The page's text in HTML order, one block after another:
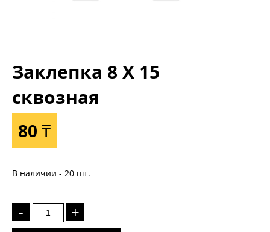
Заклепка 8 Х 15
сквозная
80 ₸
В наличии - 20 шт.
- +